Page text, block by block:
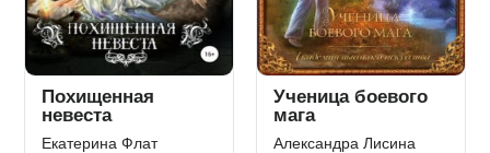
Похищенная
невеста
Екатерина Флат
Ученица боевого
мага
Александра Лисина